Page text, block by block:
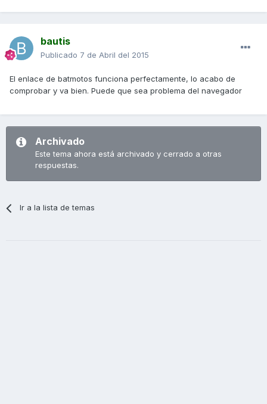
bautis
Publicado 7 de Abril del 2015
El enlace de batmotos funciona perfectamente, lo acabo de
comprobar y va bien. Puede que sea problema del navegador
Archivado
Este tema ahora está archivado y cerrado a otras
respuestas.
Ir a la lista de temas